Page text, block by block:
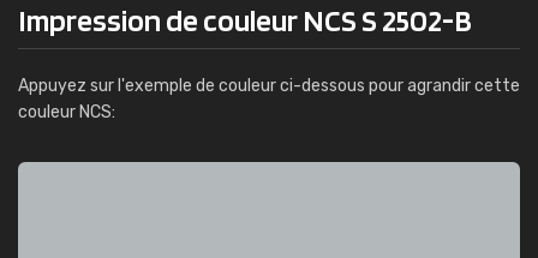
Impression de couleur NCS S 2502-B
Appuyez sur l'exemple de couleur ci-dessous pour agrandir cette
couleur NCS: